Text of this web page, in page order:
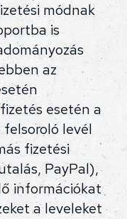
módnak
is
az
esetén a
levél
fizetési
PayPal),
információkat
a leveleket